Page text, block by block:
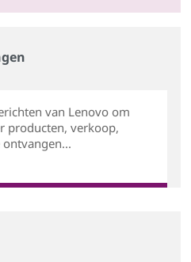
van Lenovo om
producten, verkoop,